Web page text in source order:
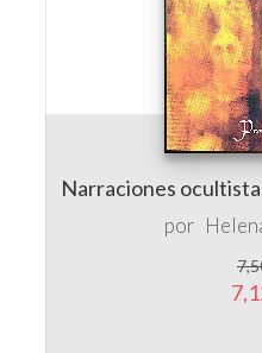
Narraciones
por